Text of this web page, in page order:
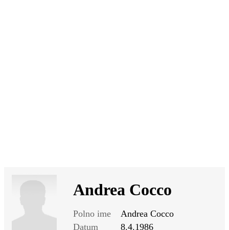
Andrea Cocco
Polno ime
Andrea Cocco
Datum
8.4.1986